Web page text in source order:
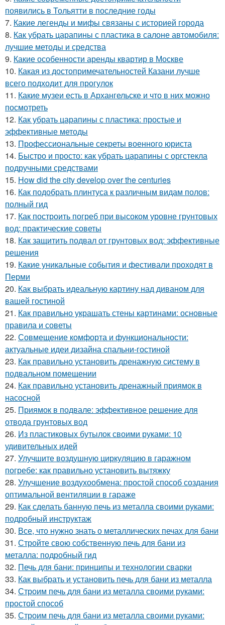
появились в Тольятти в последние годы
7. Какие легенды и мифы связаны с историей города
8. Как убрать царапины с пластика в салоне автомобиля:
лучшие методы и средства
9. Какие особенности аренды квартир в Москве
10. Какая из достопримечательностей Казани лучше
всего подходит для прогулок
11. Какие музеи есть в Архангельске и что в них можно
посмотреть
12. Как убрать царапины с пластика: простые и
эффективные методы
13. Профессиональные секреты военного юриста
14. Быстро и просто: как убрать царапины с оргстекла
подручными средствами
15. How did the city develop over the centuries
16. Как подобрать плинтуса к различным видам полов:
полный гид
17. Как построить погреб при высоком уровне грунтовых
вод: практические советы
18. Как защитить подвал от грунтовых вод: эффективные
решения
19. Какие уникальные события и фестивали проходят в
Перми
20. Как выбрать идеальную картину над диваном для
вашей гостиной
21. Как правильно украшать стены картинами: основные
правила и советы
22. Совмещение комфорта и функциональности:
актуальные идеи дизайна спальни-гостиной
23. Как правильно установить дренажную систему в
подвальном помещении
24. Как правильно установить дренажный приямок в
насосной
25. Приямок в подвале: эффективное решение для
отвода грунтовых вод
26. Из пластиковых бутылок своими руками: 10
удивительных идей
27. Улучшите воздушную циркуляцию в гаражном
погребе: как правильно установить вытяжку
28. Улучшение воздухообмена: простой способ создания
оптимальной вентиляции в гараже
29. Как сделать банную печь из металла своими руками:
подробный инструктаж
30. Все, что нужно знать о металлических печах для бани
31. Стройте свою собственную печь для бани из
металла: подробный гид
32. Печь для бани: принципы и технологии сварки
33. Как выбрать и установить печь для бани из металла
34. Строим печь для бани из металла своими руками:
простой способ
35. Строим печь для бани из металла своими руками: